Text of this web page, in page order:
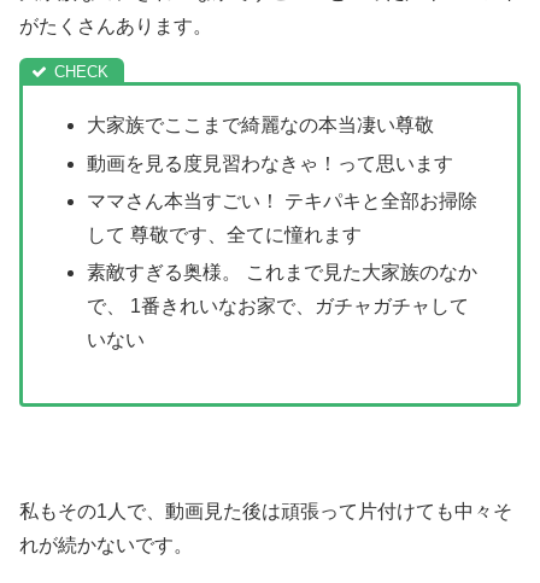
がたくさんあります。
大家族でここまで綺麗なの本当凄い尊敬
動画を見る度見習わなきゃ！って思います
ママさん本当すごい！
テキパキと全部お掃除
して 尊敬です、全てに憧れます
素敵すぎる奥様。 これまで見た大家族のなか
で、 1番きれいなお家で、ガチャガチャして
いない
私もその1人で、動画見た後は頑張って片付けても中々そ
れが続かないです。